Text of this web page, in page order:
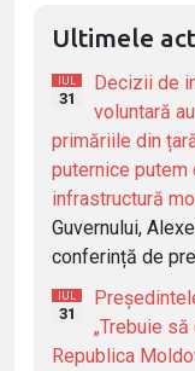
Ultimele
IUL
31
Decizii de
voluntară
primăriile din
puternice
infrastructură
Guvernului,
conferință de
IUL
31
„Trebuie
Republica